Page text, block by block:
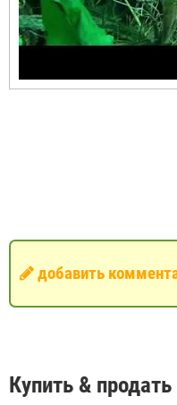
добавить
Купить & продать